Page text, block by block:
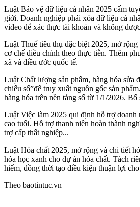
Luật Bảo vệ dữ liệu cá nhân 2025 cấm
giới. Doanh nghiệp phải xóa dữ liệu cá
video để xác thực tài khoản và không
Luật Thuế tiêu thụ đặc biệt 2025, mở
cơ chế điều chỉnh theo thực tiễn. Thêm
xã và điều ước quốc tế.
Luật Chất lượng sản phẩm, hàng hóa
chiếu số”để truy xuất nguồn gốc sản
hàng hóa trên nền tảng số từ 1/1/2026.
Luật Việc làm 2025 qui định hỗ trợ
cao tuổi. Hỗ trợ thanh niên hoàn thành
trợ cấp thất nghiệp...
Luật Hóa chất 2025, mở rộng và chi tiết
hóa học xanh cho dự án hóa chất. Tách
hiểm, đồng thời tạo điều kiện thuận lợi
Theo baotintuc.vn